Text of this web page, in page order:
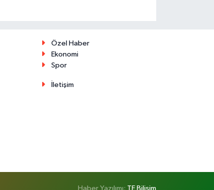
Özel Haber
Ekonomi
Spor
İletişim
Haber Yazılımı: TE Bilişim